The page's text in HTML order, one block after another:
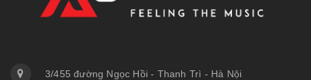
3/455 đường Ngọc Hồi - Thanh Trì - Hà Nội